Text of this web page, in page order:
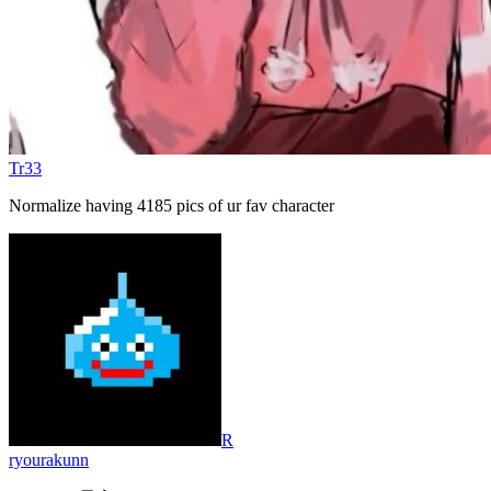
Tr33
Normalize having 4185 pics of ur fav character
R
ryourakunn